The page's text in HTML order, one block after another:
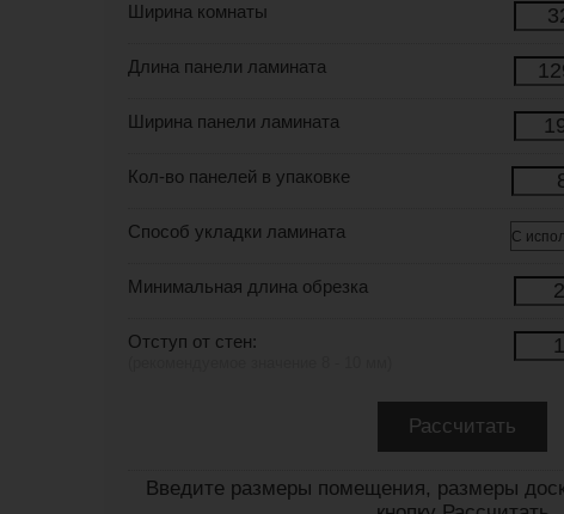
Ширина комнаты
Длина панели ламината
Ширина панели ламината
Кол-во панелей в упаковке
Способ укладки ламината
Минимальная длина обрезка
Отступ от стен:
Введите размеры помещения, размеры